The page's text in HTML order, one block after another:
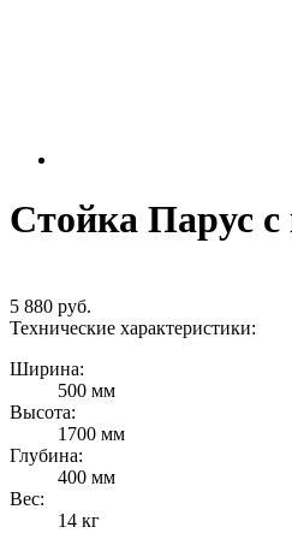
Стойка Парус
5 880 руб.
Технические характеристики:
Ширина:
500 мм
Высота:
1700 мм
Глубина:
400 мм
Вес:
14 кг